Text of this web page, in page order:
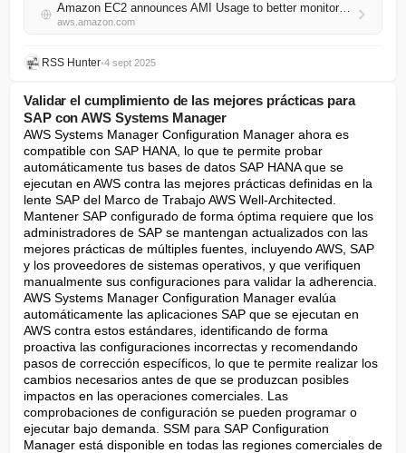
Amazon EC2 announces AMI Usage to better monitor the use of AMIs
aws.amazon.com
RSS Hunter•4 sept 2025
Validar el cumplimiento de las mejores prácticas para
SAP con AWS Systems Manager
AWS Systems Manager Configuration Manager ahora es
compatible con SAP HANA, lo que te permite probar
automáticamente tus bases de datos SAP HANA que se
ejecutan en AWS contra las mejores prácticas definidas en la
lente SAP del Marco de Trabajo AWS Well-Architected.
Mantener SAP configurado de forma óptima requiere que los
administradores de SAP se mantengan actualizados con las
mejores prácticas de múltiples fuentes, incluyendo AWS, SAP
y los proveedores de sistemas operativos, y que verifiquen
manualmente sus configuraciones para validar la adherencia.
AWS Systems Manager Configuration Manager evalúa
automáticamente las aplicaciones SAP que se ejecutan en
AWS contra estos estándares, identificando de forma
proactiva las configuraciones incorrectas y recomendando
pasos de corrección específicos, lo que te permite realizar los
cambios necesarios antes de que se produzcan posibles
impactos en las operaciones comerciales. Las
comprobaciones de configuración se pueden programar o
ejecutar bajo demanda. SSM para SAP Configuration
Manager está disponible en todas las regiones comerciales de